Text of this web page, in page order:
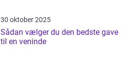
30 oktober 2025
Sådan vælger du den bedste gave
til en veninde